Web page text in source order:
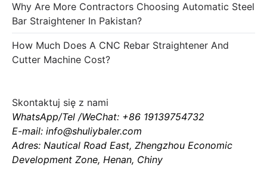
Why Are More Contractors Choosing Automatic Steel
Bar Straightener In Pakistan?
How Much Does A CNC Rebar Straightener And
Cutter Machine Cost?
Skontaktuj się z nami
WhatsApp/Tel /WeChat: +86 19139754732
E-mail: info@shuliybaler.com
Adres: Nautical Road East, Zhengzhou Economic
Development Zone, Henan, Chiny